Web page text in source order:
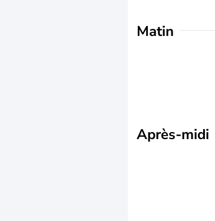
Matin
Après-midi